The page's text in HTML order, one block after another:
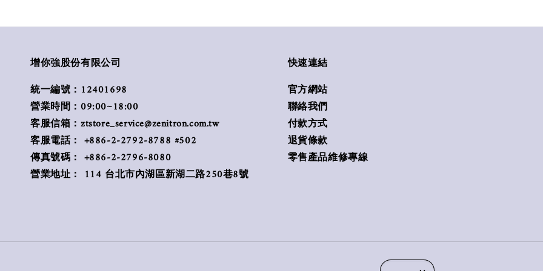
增你強股份有限公司
統一編號：12401698
營業時間：09:00~18:00
客服信箱：ztstore_service@zenitron.com.tw
客服電話： +886-2-2792-8788 #502
傳真號碼： +886-2-2796-8080
營業地址： 114 台北市內湖區新湖二路250巷8號
快速連結
官方網站
聯絡我們
付款方式
退貨條款
零售產品維修專線